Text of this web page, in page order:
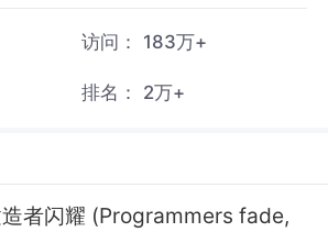
访问： 183万+
排名： 2万+
者闪耀 (Programmers fade,